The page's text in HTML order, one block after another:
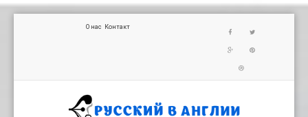
О нас Контакт